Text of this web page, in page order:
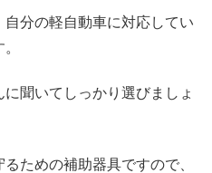
分の軽自動車に対応してい
聞いてしっかり選びましょ
ための補助器具ですので、